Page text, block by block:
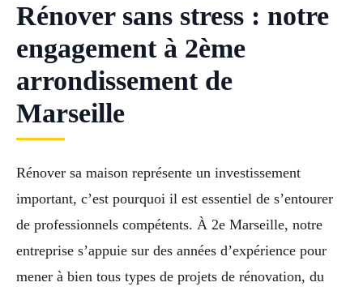
Rénover sans stress : notre
engagement à 2ème
arrondissement de
Marseille
Rénover sa maison représente un investissement
important, c’est pourquoi il est essentiel de s’entourer
de professionnels compétents. À 2e Marseille, notre
entreprise s’appuie sur des années d’expérience pour
mener à bien tous types de projets de rénovation, du